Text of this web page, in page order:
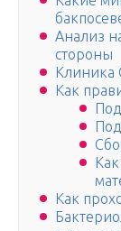
Анализ
стороны
Клиника
Как
Как